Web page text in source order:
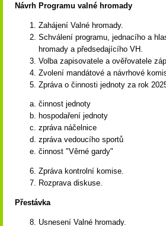
Návrh Programu valné hromady
Zahájení Valné hromady.
Schválení programu, jednacího a
hromady a předsedajícího VH.
Volba zapisovatele a ověřovatele
Zvolení mandátové a návrhové
Zpráva o činnosti jednoty za rok
činnost jednoty
hospodaření jednoty
zpráva náčelnice
zpráva vedoucího sportů
činnost "Věrné gardy"
Zpráva kontrolní komise.
Rozprava diskuse.
Přestávka
Usnesení Valné hromady.